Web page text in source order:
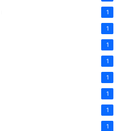
1
1
1
1
1
1
1
1